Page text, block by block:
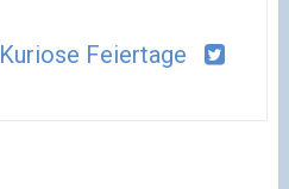
Kuriose Feiertage